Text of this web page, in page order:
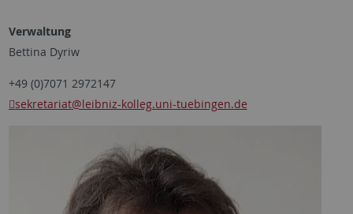
Verwaltung
Bettina Dyriw
+49 (0)7071 2972147
sekretariat@leibniz-kolleg.uni-tuebingen.de